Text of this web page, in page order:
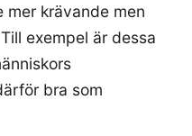
mer krävande men
exempel är dessa
bra som